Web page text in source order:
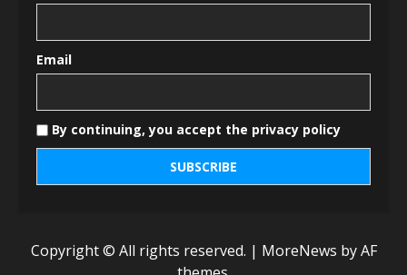
Email
By continuing, you accept the privacy policy
Copyright © All rights reserved. | MoreNews by AF